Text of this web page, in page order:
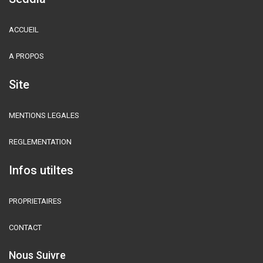
ACCUEIL
A PROPOS
Site
MENTIONS LEGALES
REGLEMENTATION
Infos utiltes
PROPRIETAIRES
CONTACT
Nous Suivre